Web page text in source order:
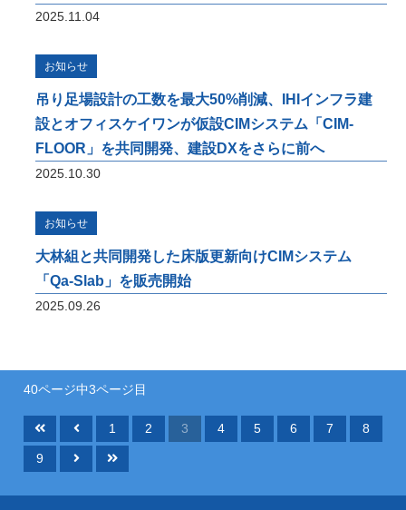
2025.11.04
お知らせ
吊り足場設計の工数を最大50%削減、IHIインフラ建
設とオフィスケイワンが仮設CIMシステム「CIM-
FLOOR」を共同開発、建設DXをさらに前へ
2025.10.30
お知らせ
大林組と共同開発した床版更新向けCIMシステム
「Qa-Slab」を販売開始
2025.09.26
40ページ中3ページ目
1 2 3 4 5 6 7 8
9